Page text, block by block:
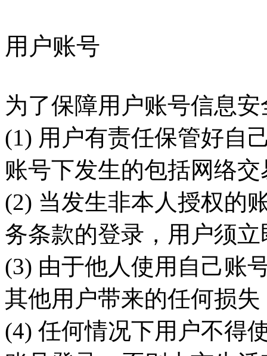
用户账号
为了保障用户账号信息
(1) 用户有责任保管好自
账号下发生的包括网络
(2) 当发生非本人授权的
务条款的登录，用户须
(3) 由于他人使用自己账
其他用户带来的任何损
(4) 任何情况下用户不得